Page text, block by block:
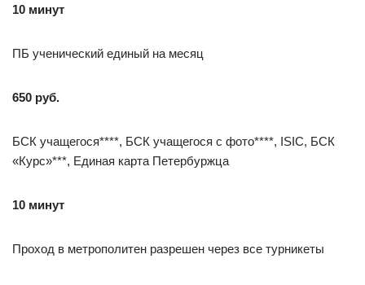
10 минут
ПБ ученический единый на месяц
650 руб.
БСК учащегося****, БСК учащегося с фото****, ISIC, БСК
«Курс»***, Единая карта Петербуржца
10 минут
Проход в метрополитен разрешен через все турникеты